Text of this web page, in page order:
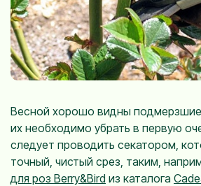
Весной хорошо видны подмерзшие
их необходимо убрать в первую
следует проводить секатором,
точный, чистый срез, таким,
для роз Berry&Bird из каталога